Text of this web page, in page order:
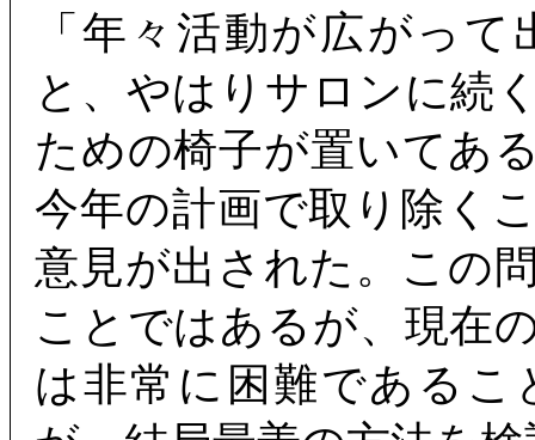
「年々活動が広がっ
と、やはりサロンに続
ための椅子が置いてあ
今年の計画で取り除く
意見が出された。この
ことではあるが、現在
は非常に困難である